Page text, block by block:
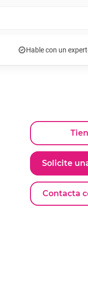
verifiedHable con un
Solicite
Contacta